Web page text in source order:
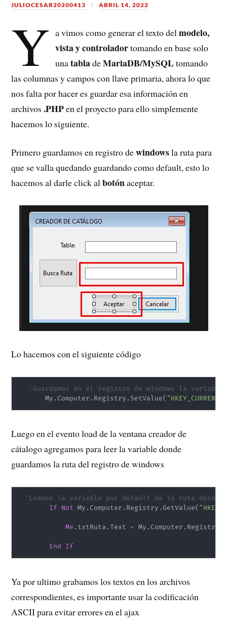
JULIOCESAR20200413 ABRIL 14, 2022
Y a vimos como generar el texto del modelo,
vista y controladortomando en base solo
unatabladeMariaDB/MySQLtomando
las columnas y campos con llave primaria, ahora lo que
nos falta por hacer es guardar esa información en
archivos.PHPen el proyecto para ello simplemente
hacemos lo siguiente.
Primero guardamos en registro dewindowsla ruta para
que se valla quedando guardando como default, esto lo
hacemos al darle click albotónaceptar.
Lo hacemos con el siguiente código
'Guardamos en el registro de windows la
       My
. Computer . Registry . SetValue(
Luego en el evento load de la ventana creador de
cátalogo agregamos para leer la variable donde
guardamos la ruta del registro de windows
'Leemos la variable por default de la ruta desde
If
Not My . Computer . Registry .GetValue(
Me . txtRuta .Text = My . Computer . Registry
End If
Ya por ultimo grabamos los textos en los archivos
correspondientes, es importante usar la codificación
ASCII para evitar errores en el ajax